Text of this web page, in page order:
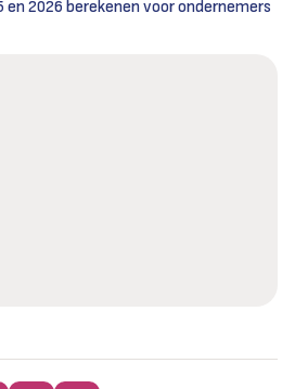
2026 berekenen voor ondernemers